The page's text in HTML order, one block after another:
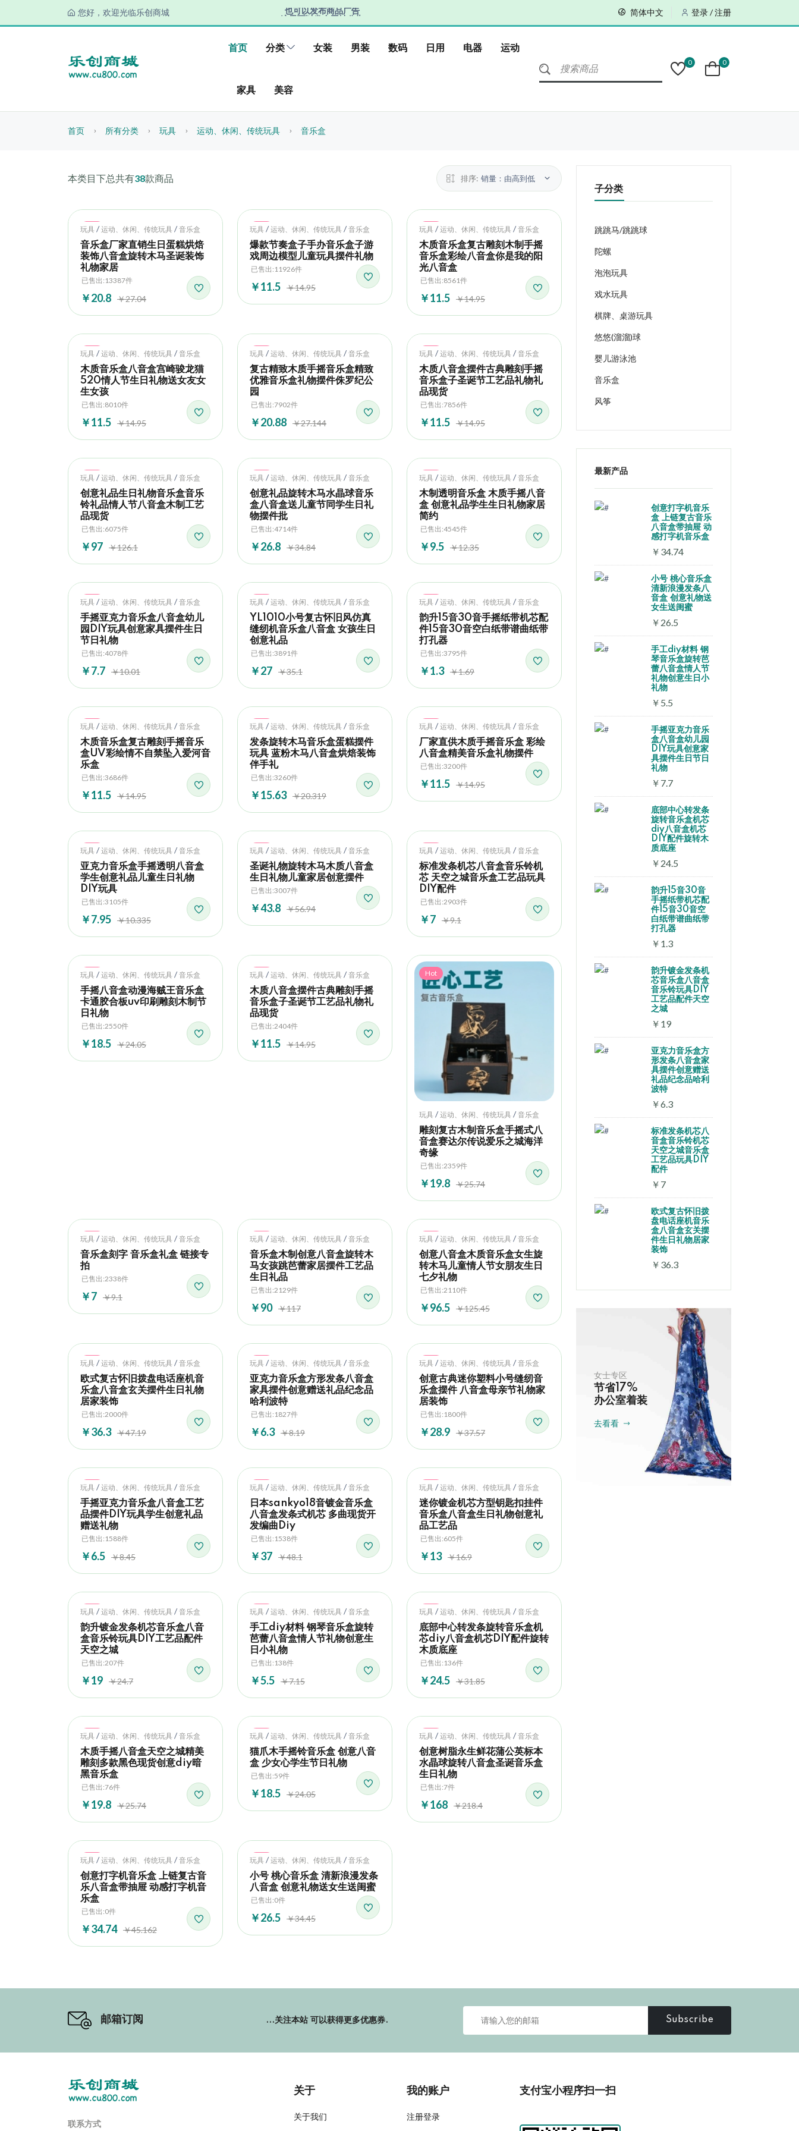
您好，欢迎光临乐创商城
也可以发布商品广告
这里可以发布网址公告
也可以发布商品广告
简体中文 登录 / 注册
首页 分类 女装 男装 数码 日用 电器 运动
家具 美容
0 0
首页 所有分类 玩具 运动、休闲、传统玩具 音乐盒
本类目下总共有38款商品 排序: 销量：由高到低
Hot
玩具 / 运动、休闲、传统玩具 / 音乐盒
音乐盒厂家直销生日蛋糕烘焙
装饰八音盒旋转木马圣诞装饰
礼物家居
已售出:13387件
￥20.8 ￥27.04
Hot
玩具 / 运动、休闲、传统玩具 / 音乐盒
爆款节奏盒子手办音乐盒子游
戏周边模型儿童玩具摆件礼物
已售出:11926件
￥11.5 ￥14.95
Hot
玩具 / 运动、休闲、传统玩具 / 音乐盒
木质音乐盒复古雕刻木制手摇
音乐盒彩绘八音盒你是我的阳
光八音盒
已售出:8561件
￥11.5 ￥14.95
Hot
玩具 / 运动、休闲、传统玩具 / 音乐盒
木质音乐盒八音盒宫崎骏龙猫
520情人节生日礼物送女友女
生女孩
已售出:8010件
￥11.5 ￥14.95
Hot
玩具 / 运动、休闲、传统玩具 / 音乐盒
复古精致木质手摇音乐盒精致
优雅音乐盒礼物摆件侏罗纪公
园
已售出:7902件
￥20.88 ￥27.144
Hot
玩具 / 运动、休闲、传统玩具 / 音乐盒
木质八音盒摆件古典雕刻手摇
音乐盒子圣诞节工艺品礼物礼
品现货
已售出:7856件
￥11.5 ￥14.95
Hot
玩具 / 运动、休闲、传统玩具 / 音乐盒
创意礼品生日礼物音乐盒音乐
铃礼品情人节八音盒木制工艺
品现货
已售出:6075件
￥97 ￥126.1
Hot
玩具 / 运动、休闲、传统玩具 / 音乐盒
创意礼品旋转木马水晶球音乐
盒八音盒送儿童节同学生日礼
物摆件批
已售出:4714件
￥26.8 ￥34.84
Hot
玩具 / 运动、休闲、传统玩具 / 音乐盒
木制透明音乐盒 木质手摇八音
盒 创意礼品学生生日礼物家居
简约
已售出:4545件
￥9.5 ￥12.35
Hot
玩具 / 运动、休闲、传统玩具 / 音乐盒
手摇亚克力音乐盒八音盒幼儿
园DIY玩具创意家具摆件生日
节日礼物
已售出:4078件
￥7.7 ￥10.01
Hot
玩具 / 运动、休闲、传统玩具 / 音乐盒
YL1010小号复古怀旧风仿真
缝纫机音乐盒八音盒 女孩生日
创意礼品
已售出:3891件
￥27 ￥35.1
Hot
玩具 / 运动、休闲、传统玩具 / 音乐盒
韵升15音30音手摇纸带机芯配
件15音30音空白纸带谱曲纸带
打孔器
已售出:3795件
￥1.3 ￥1.69
Hot
玩具 / 运动、休闲、传统玩具 / 音乐盒
木质音乐盒复古雕刻手摇音乐
盒UV彩绘情不自禁坠入爱河音
乐盒
已售出:3686件
￥11.5 ￥14.95
Hot
玩具 / 运动、休闲、传统玩具 / 音乐盒
发条旋转木马音乐盒蛋糕摆件
玩具 蓝粉木马八音盒烘焙装饰
伴手礼
已售出:3260件
￥15.63 ￥20.319
Hot
玩具 / 运动、休闲、传统玩具 / 音乐盒
厂家直供木质手摇音乐盒 彩绘
八音盒精美音乐盒礼物摆件
已售出:3200件
￥11.5 ￥14.95
Hot
玩具 / 运动、休闲、传统玩具 / 音乐盒
亚克力音乐盒手摇透明八音盒
学生创意礼品儿童生日礼物
DIY玩具
已售出:3105件
￥7.95 ￥10.335
Hot
玩具 / 运动、休闲、传统玩具 / 音乐盒
圣诞礼物旋转木马木质八音盒
生日礼物儿童家居创意摆件
已售出:3007件
￥43.8 ￥56.94
Hot
玩具 / 运动、休闲、传统玩具 / 音乐盒
标准发条机芯八音盒音乐铃机
芯 天空之城音乐盒工艺品玩具
DIY配件
已售出:2903件
￥7 ￥9.1
Hot
玩具 / 运动、休闲、传统玩具 / 音乐盒
手摇八音盒动漫海贼王音乐盒
卡通胶合板uv印刷雕刻木制节
日礼物
已售出:2550件
￥18.5 ￥24.05
Hot
玩具 / 运动、休闲、传统玩具 / 音乐盒
木质八音盒摆件古典雕刻手摇
音乐盒子圣诞节工艺品礼物礼
品现货
已售出:2404件
￥11.5 ￥14.95
Hot
玩具 / 运动、休闲、传统玩具 / 音乐盒
雕刻复古木制音乐盒手摇式八
音盒赛达尔传说爱乐之城海洋
奇缘
已售出:2359件
￥19.8 ￥25.74
Hot
玩具 / 运动、休闲、传统玩具 / 音乐盒
音乐盒刻字 音乐盒礼盒 链接专
拍
已售出:2338件
￥7 ￥9.1
Hot
玩具 / 运动、休闲、传统玩具 / 音乐盒
音乐盒木制创意八音盒旋转木
马女孩跳芭蕾家居摆件工艺品
生日礼品
已售出:2129件
￥90 ￥117
Hot
玩具 / 运动、休闲、传统玩具 / 音乐盒
创意八音盒木质音乐盒女生旋
转木马儿童情人节女朋友生日
七夕礼物
已售出:2110件
￥96.5 ￥125.45
Hot
玩具 / 运动、休闲、传统玩具 / 音乐盒
欧式复古怀旧拨盘电话座机音
乐盒八音盒玄关摆件生日礼物
居家装饰
已售出:2000件
￥36.3 ￥47.19
Hot
玩具 / 运动、休闲、传统玩具 / 音乐盒
亚克力音乐盒方形发条八音盒
家具摆件创意赠送礼品纪念品
哈利波特
已售出:1827件
￥6.3 ￥8.19
Hot
玩具 / 运动、休闲、传统玩具 / 音乐盒
创意古典迷你塑料小号缝纫音
乐盒摆件 八音盒母亲节礼物家
居装饰
已售出:1800件
￥28.9 ￥37.57
Hot
玩具 / 运动、休闲、传统玩具 / 音乐盒
手摇亚克力音乐盒八音盒工艺
品摆件DIY玩具学生创意礼品
赠送礼物
已售出:1588件
￥6.5 ￥8.45
Hot
玩具 / 运动、休闲、传统玩具 / 音乐盒
日本sankyo18音镀金音乐盒
八音盒发条式机芯 多曲现货开
发编曲Diy
已售出:1538件
￥37 ￥48.1
Hot
玩具 / 运动、休闲、传统玩具 / 音乐盒
迷你镀金机芯方型钥匙扣挂件
音乐盒八音盒生日礼物创意礼
品工艺品
已售出:605件
￥13 ￥16.9
Hot
玩具 / 运动、休闲、传统玩具 / 音乐盒
韵升镀金发条机芯音乐盒八音
盒音乐铃玩具DIY工艺品配件
天空之城
已售出:207件
￥19 ￥24.7
Hot
玩具 / 运动、休闲、传统玩具 / 音乐盒
手工diy材料 钢琴音乐盒旋转
芭蕾八音盒情人节礼物创意生
日小礼物
已售出:138件
￥5.5 ￥7.15
Hot
玩具 / 运动、休闲、传统玩具 / 音乐盒
底部中心转发条旋转音乐盒机
芯diy八音盒机芯DIY配件旋转
木质底座
已售出:136件
￥24.5 ￥31.85
Hot
玩具 / 运动、休闲、传统玩具 / 音乐盒
木质手摇八音盒天空之城精美
雕刻多款黑色现货创意diy暗
黑音乐盒
已售出:76件
￥19.8 ￥25.74
Hot
玩具 / 运动、休闲、传统玩具 / 音乐盒
猫爪木手摇铃音乐盒 创意八音
盒 少女心学生节日礼物
已售出:59件
￥18.5 ￥24.05
Hot
玩具 / 运动、休闲、传统玩具 / 音乐盒
创意树脂永生鲜花蒲公英标本
水晶球旋转八音盒圣诞音乐盒
生日礼物
已售出:7件
￥168 ￥218.4
Hot
玩具 / 运动、休闲、传统玩具 / 音乐盒
创意打字机音乐盒 上链复古音
乐八音盒带抽屉 动感打字机音
乐盒
已售出:0件
￥34.74 ￥45.162
Hot
玩具 / 运动、休闲、传统玩具 / 音乐盒
小号 桃心音乐盒 清新浪漫发条
八音盒 创意礼物送女生送闺蜜
已售出:0件
￥26.5 ￥34.45
子分类
跳跳马/跳跳球
陀螺
泡泡玩具
戏水玩具
棋牌、桌游玩具
悠悠(溜溜)球
婴儿游泳池
音乐盒
风筝
最新产品
创意打字机音乐
盒 上链复古音乐
八音盒带抽屉 动
感打字机音乐盒
￥34.74
小号 桃心音乐盒
清新浪漫发条八
音盒 创意礼物送
女生送闺蜜
￥26.5
手工diy材料 钢
琴音乐盒旋转芭
蕾八音盒情人节
礼物创意生日小
礼物
￥5.5
手摇亚克力音乐
盒八音盒幼儿园
DIY玩具创意家
具摆件生日节日
礼物
￥7.7
底部中心转发条
旋转音乐盒机芯
diy八音盒机芯
DIY配件旋转木
质底座
￥24.5
韵升15音30音
手摇纸带机芯配
件15音30音空
白纸带谱曲纸带
打孔器
￥1.3
韵升镀金发条机
芯音乐盒八音盒
音乐铃玩具DIY
工艺品配件天空
之城
￥19
亚克力音乐盒方
形发条八音盒家
具摆件创意赠送
礼品纪念品哈利
波特
￥6.3
标准发条机芯八
音盒音乐铃机芯
天空之城音乐盒
工艺品玩具DIY
配件
￥7
欧式复古怀旧拨
盘电话座机音乐
盒八音盒玄关摆
件生日礼物居家
装饰
￥36.3
女士专区
节省17%
办公室着装
去看看
邮箱订阅 ...关注本站 可以获得更多优惠券. Subscribe
联系方式
关于
关于我们
我的账户
注册登录
支付宝小程序扫一扫